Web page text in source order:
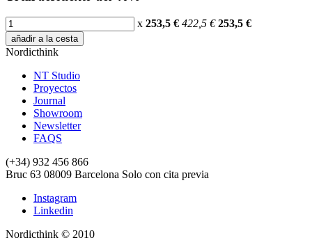
x 253,5 € 422,5 € 253,5 €
añadir a la cesta
Nordicthink
NT Studio
Proyectos
Journal
Showroom
Newsletter
FAQS
(+34) 932 456 866
Bruc 63 08009 Barcelona Solo con cita previa
Instagram
Linkedin
Nordicthink © 2010